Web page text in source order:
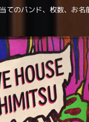
てのバンド、枚数、お名